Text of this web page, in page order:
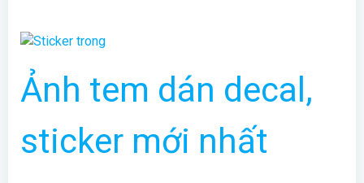
Ảnh tem dán decal,
sticker mới nhất